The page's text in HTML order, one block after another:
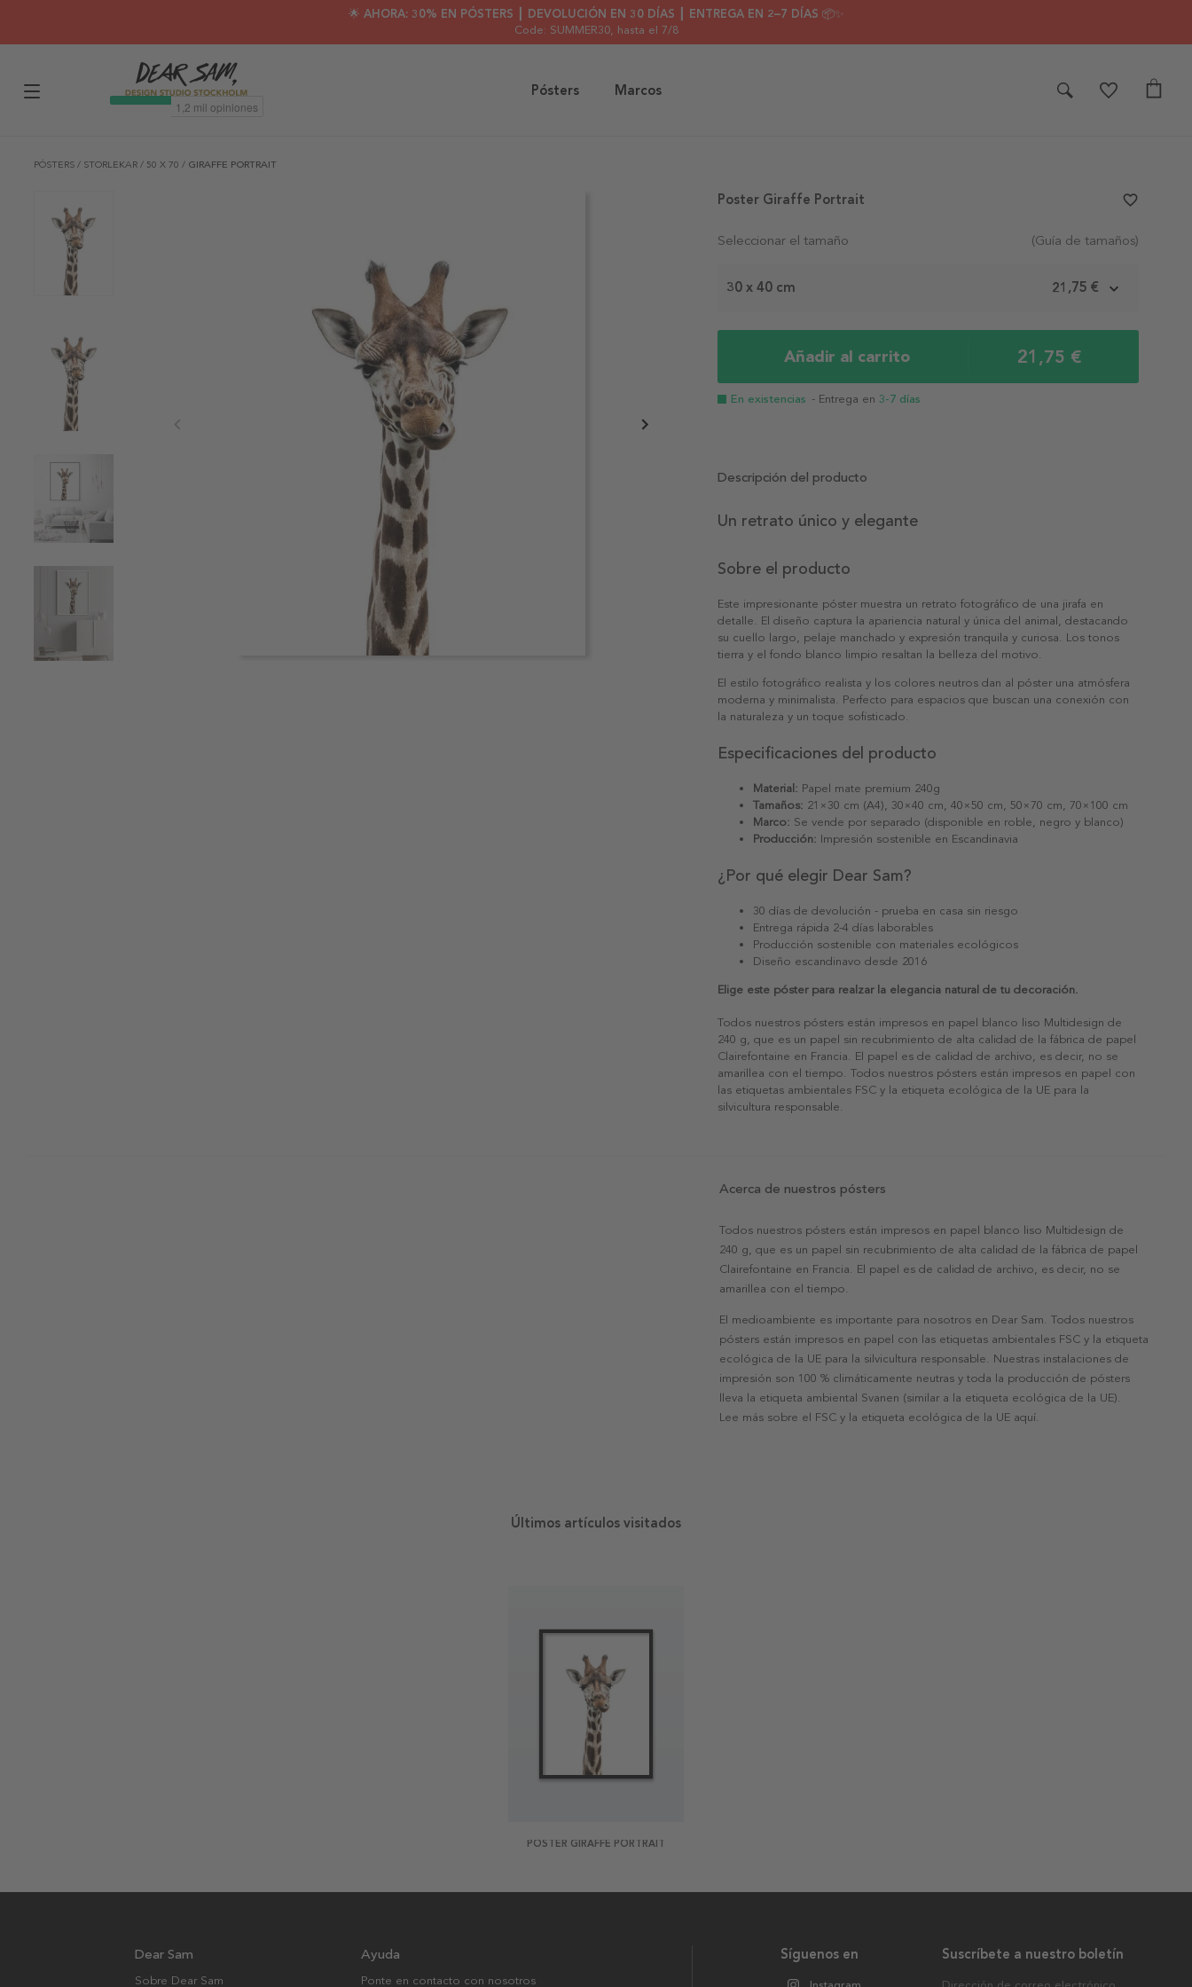
🌟 AHORA: 30% EN PÓSTERS ┃ DEVOLUCIÓN EN 30 DÍAS ┃ ENTREGA EN 2–7 DÍAS 📦✨
Code: SUMMER30, hasta el 7/8
Pósters Marcos
PÓSTERS / STORLEKAR / 50 X 70 / GIRAFFE PORTRAIT
Seleccionar el tamaño (Guía de tamaños)
30 x 40 cm 21,75 €
Añadir al carrito 21,75 €
En existencias - Entrega en 3-7 días
Poster Giraffe Portrait favorite_border
Descripción del producto
Un retrato único y elegante
Sobre el producto
Este impresionante póster muestra un retrato fotográfico de una jirafa en
detalle. El diseño captura la apariencia natural y única del animal, destacando
su cuello largo, pelaje manchado y expresión tranquila y curiosa. Los tonos
tierra y el fondo blanco limpio resaltan la belleza del motivo.
El estilo fotográfico realista y los colores neutros dan al póster una atmósfera
moderna y minimalista. Perfecto para espacios que buscan una conexión con
la naturaleza y un toque sofisticado.
Especificaciones del producto
Material: Papel mate premium 240g
Tamaños: 21×30 cm (A4), 30×40 cm, 40×50 cm, 50×70 cm, 70×100 cm
Marco: Se vende por separado (disponible en roble, negro y blanco)
Producción: Impresión sostenible en Escandinavia
¿Por qué elegir Dear Sam?
30 días de devolución - prueba en casa sin riesgo
Entrega rápida 2-4 días laborables
Producción sostenible con materiales ecológicos
Diseño escandinavo desde 2016
Elige este póster para realzar la elegancia natural de tu decoración.
Todos nuestros pósters están impresos en papel blanco liso Multidesign de
240 g, que es un papel sin recubrimiento de alta calidad de la fábrica de papel
Clairefontaine en Francia. El papel es de calidad de archivo, es decir, no se
amarillea con el tiempo. Todos nuestros pósters están impresos en papel con
las etiquetas ambientales FSC y la etiqueta ecológica de la UE para la
silvicultura responsable.
Acerca de nuestros pósters
Todos nuestros pósters están impresos en papel blanco liso Multidesign de
240 g, que es un papel sin recubrimiento de alta calidad de la fábrica de papel
Clairefontaine en Francia. El papel es de calidad de archivo, es decir, no se
amarillea con el tiempo.
El medioambiente es importante para nosotros en Dear Sam. Todos nuestros
pósters están impresos en papel con las etiquetas ambientales FSC y la etiqueta
ecológica de la UE para la silvicultura responsable. Nuestras instalaciones de
impresión son 100 % climáticamente neutras y toda la producción de pósters
lleva la etiqueta ambiental Svanen (similar a la etiqueta ecológica de la UE).
Lee más sobre el FSC y la etiqueta ecológica de la UE aquí.
Últimos artículos visitados
POSTER GIRAFFE PORTRAIT
Suscríbete a nuestro boletín
Síguenos en
Instagram
Dear Sam
Sobre Dear Sam
Ayuda
Ponte en contacto con nosotros